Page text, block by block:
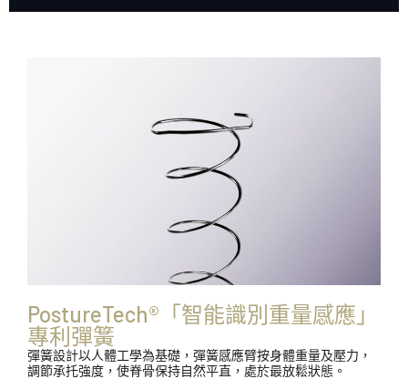
PostureTech®「智能識別重量感應」
專利彈簧
彈簧設計以人體工學為基礎，彈簧感應臂按身體重量及壓力，
調節承托強度，使脊骨保持自然平直，處於最放鬆狀態。